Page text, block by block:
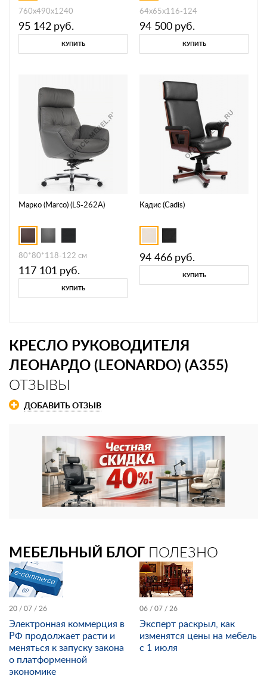
760х490х1240
95 142 руб.
КУПИТЬ
64х65х116-124
94 500 руб.
КУПИТЬ
Марко (Marco) (LS-262A)
80*80*118-122 см
117 101 руб.
КУПИТЬ
Кадис (Cadis)
94 466 руб.
КУПИТЬ
КРЕСЛО РУКОВОДИТЕЛЯ
ЛЕОНАРДО (LEONARDO) (A355)
ОТЗЫВЫ
ДОБАВИТЬ ОТЗЫВ
МЕБЕЛЬНЫЙ БЛОГ ПОЛЕЗНО
20 / 07 / 26
Электронная коммерция в
РФ продолжает расти и
меняться к запуску закона
о платформенной
экономике
06 / 07 / 26
Эксперт раскрыл, как
изменятся цены на мебель
с 1 июля